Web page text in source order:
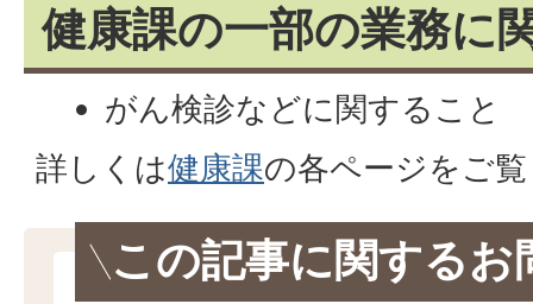
健康課の一部の業務に
がん検診などに関すること
詳しくは健康課の各ページをご
この記事に関するお